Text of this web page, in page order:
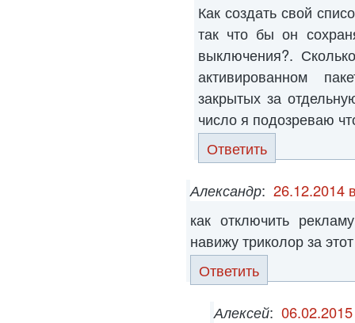
Как создать свой
так что бы он
выключения?.
активированном
закрытых за
число я подозреваю
Ответить
Александр: 26.12.2014
как отключить
навижу триколор за
Ответить
Алексей: